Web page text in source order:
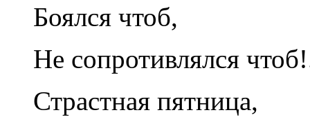
Боялся чтоб,
Не сопротивлялся
Страстная пятница,